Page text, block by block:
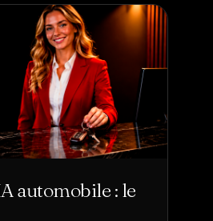
automobile : le